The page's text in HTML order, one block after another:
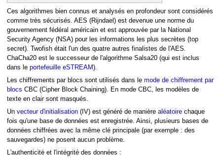
Ces algorithmes bien connus et analysés en profondeur sont considérés
comme très sécurisés. AES (Rijndael) est devenue une norme du
gouvernement fédéral américain et est approuvée par la National
Security Agency (NSA) pour les informations les plus secrètes (top
secret). Twofish était l'un des quatre autres finalistes de l'AES.
ChaCha20 est le successeur de l'algorithme Salsa20 (qui est inclus
dans le portefeuille eSTREAM).
Les chiffrements par blocs sont utilisés dans le mode de chiffrement par
blocs CBC (Cipher Block Chaining). En mode CBC, les modèles de
texte en clair sont masqués.
Un vecteur d'initialisation (IV) est généré de manière aléatoire chaque
fois qu'une base de données est enregistrée. Ainsi, plusieurs bases de
données chiffrées avec la même clé principale (par exemple : des
sauvegardes) ne posent aucun problème.
L'authenticité et l'intégrité des données :